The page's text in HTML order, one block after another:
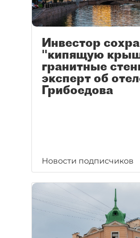
Инвестор
"кипящую
гранитные
эксперт об
Грибоедова
Новости подписчиков